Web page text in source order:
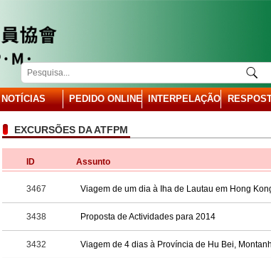
NOTÍCIAS PEDIDO ONLINE INTERPELAÇÃO
EXCURSÕES DA ATFPM
ID Assunto
3467 Viagem de um dia à Iha de Lautau em Hong
3438 Proposta de Actividades para 2014
3432 Viagem de 4 dias à Província de Hu Bei,